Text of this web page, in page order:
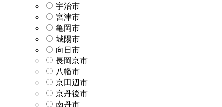
宇治市
宮津市
亀岡市
城陽市
向日市
長岡京市
八幡市
京田辺市
京丹後市
南丹市